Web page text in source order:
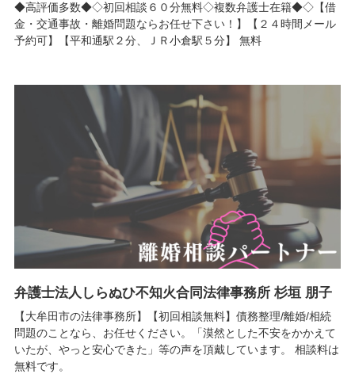
◆高評価多数◆◇初回相談６０分無料◇複数弁護士在籍◆◇【借
金・交通事故・離婚問題ならお任せ下さい！】【２４時間メール
予約可】【平和通駅２分、ＪＲ小倉駅５分】 無料
弁護士法人しらぬひ不知火合同法律事務所 杉垣 朋子
【大牟田市の法律事務所】【初回相談無料】債務整理/離婚/相続
問題のことなら、お任せください。「漠然とした不安をかかえて
いたが、やっと安心できた」等の声を頂戴しています。 相談料は
無料です。